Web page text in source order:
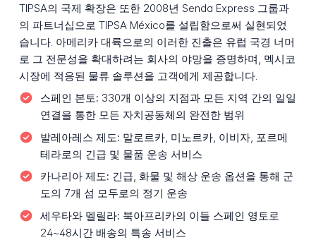
TIPSA의 국제 확장은 또한 2008년 Senda Express 그룹과
의 파트너십으로 TIPSA México를 설립함으로써 실현되었
습니다. 아메리카 대륙으로의 이러한 진출은 유럽 국경 너머
로 그 전문성을 확대하려는 회사의 야망을 증명하며, 멕시코
시장에 적응된 물류 솔루션을 고객에게 제공합니다.
스페인 본토: 330개 이상의 지점과 모든 지역 간의 일일
연결을 통한 모든 자치공동체의 완전한 범위
발레아레스 제도: 말로르카, 미노르카, 이비자, 포르메
테라로의 긴급 및 물품 운송 서비스
카나리아 제도: 긴급, 화물 및 해상 운송 옵션을 통해 군
도의 7개 섬 모두로의 정기 운송
세우타와 멜릴라: 북아프리카의 이들 스페인 영토로
24~48시간 배송의 특송 서비스